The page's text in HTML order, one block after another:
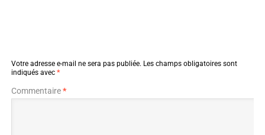
Votre adresse e-mail ne sera pas publiée. Les champs obligatoires sont
indiqués avec *
Commentaire*